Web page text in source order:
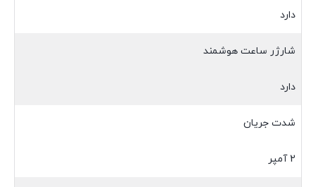
دارد
شارژر ساعت هوشمند
دارد
شدت جریان
2 آمپر